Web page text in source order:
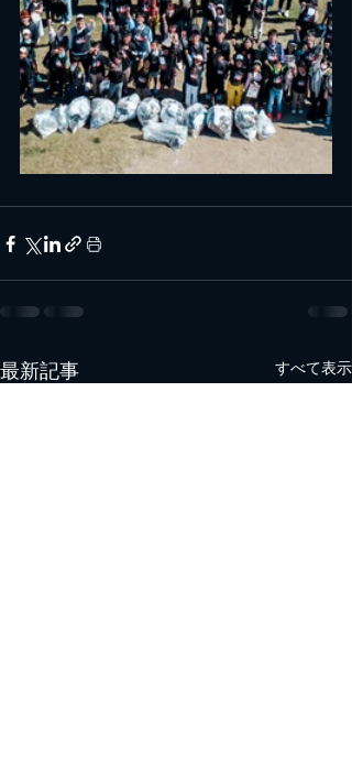
最新記事 すべて表示